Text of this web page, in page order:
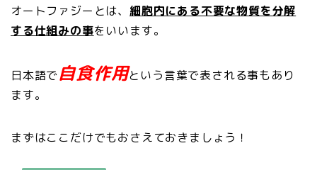
オートファジーとは、 細胞内にある不要な物質を分解
する仕組みの事をいいます。
日本語で自食作用という言葉で表される事もあり
ます。
まずはここだけでもおさえておきましょう！